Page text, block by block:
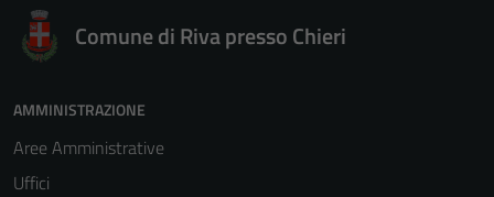
Comune di Riva presso Chieri
AMMINISTRAZIONE
Aree Amministrative
Uffici